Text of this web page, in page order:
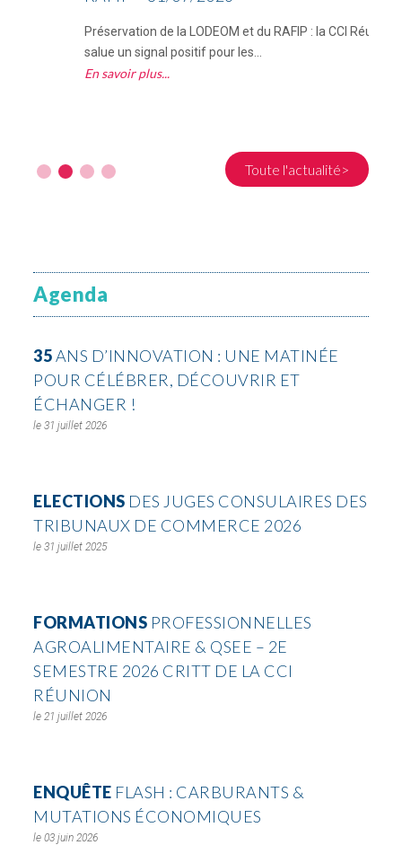
Préservation de la LODEOM et du RAFIP : la CCI Réunion
salue un signal positif pour les...
En savoir plus
Toute l'actualité>
Agenda
35ANS D’INNOVATION : UNE MATINÉE
POUR CÉLÉBRER, DÉCOUVRIR ET
ÉCHANGER !
31 juillet 2026
ELECTIONS DES JUGES CONSULAIRES DES
TRIBUNAUX DE COMMERCE 2026
31 juillet 2025
FORMATIONS PROFESSIONNELLES
AGROALIMENTAIRE & QSEE – 2E
SEMESTRE 2026 CRITT DE LA CCI
RÉUNION
21 juillet 2026
ENQUÊTE FLASH : CARBURANTS &
MUTATIONS ÉCONOMIQUES
03 juin 2026